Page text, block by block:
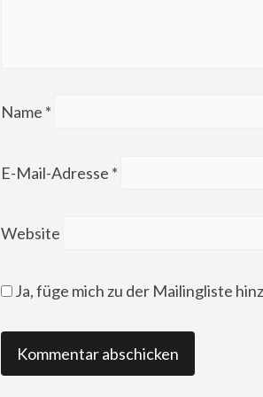
Name *
E-Mail-Adresse *
Website
Ja, füge mich zu der Mailingliste